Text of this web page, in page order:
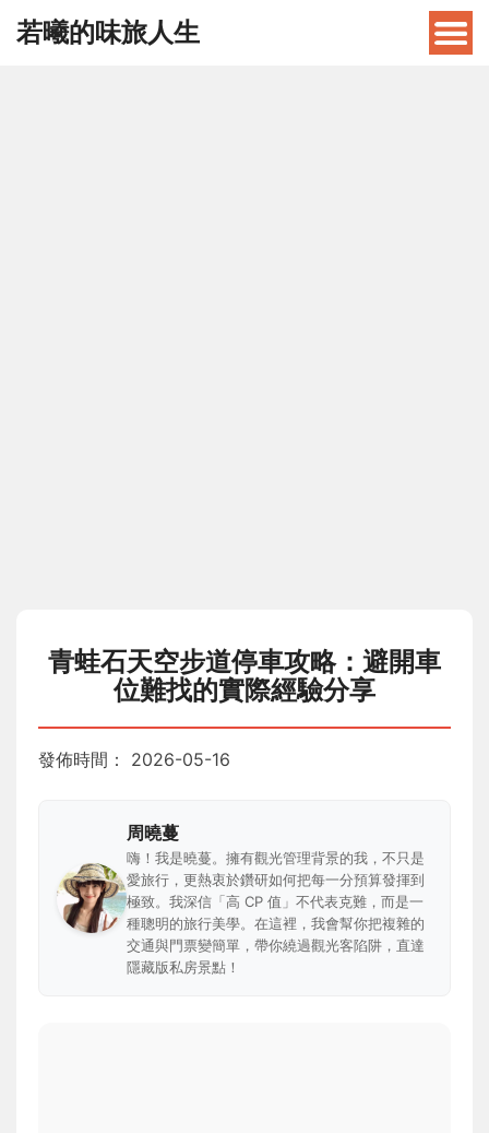
若曦的味旅人生
青蛙石天空步道停車攻略：避開車
位難找的實際經驗分享
發佈時間： 2026-05-16
周曉蔓
嗨！我是曉蔓。擁有觀光管理背景的我，不只是
愛旅行，更熱衷於鑽研如何把每一分預算發揮到
極致。我深信「高 CP 值」不代表克難，而是一
種聰明的旅行美學。在這裡，我會幫你把複雜的
交通與門票變簡單，帶你繞過觀光客陷阱，直達
隱藏版私房景點！